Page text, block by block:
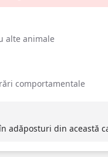
alte animale
comportamentale
adăposturi din această